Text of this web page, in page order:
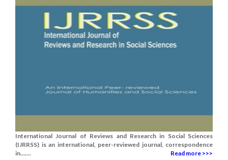
International Journal of Reviews and Research in Social Sciences
(IJRRSS) is an international, peer-reviewed journal, correspondence
in.......
Read more >>>